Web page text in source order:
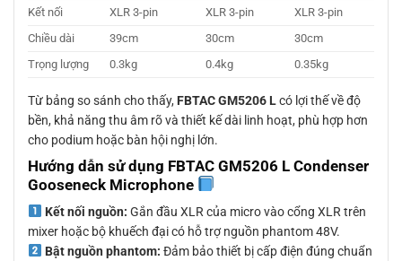
Kết nối XLR 3-pin XLR 3-pin
XLR 3-pin
Chiều dài
39cm 30cm
30cm
Trọng lượng
0.3kg 0.4kg 0.35kg
Từ bảng so sánh cho thấy, FBTAC GM5206 Lcó lợi thế về độ
bền, khả năng thu âm rõ và thiết kế dài linh hoạt, phù hợp hơn
cho podium hoặc bàn hội nghị lớn.
Hướng dẫn sử dụng FBTAC GM5206 L Condenser
Gooseneck Microphone
Kết nối nguồn: Gắn đầu XLR của micro vào cổng XLR trên
mixer hoặc bộ khuếch đại có hỗ trợ nguồn phantom 48V.
Bật nguồn phantom: Đảm bảo thiết bị cấp điện đúng chuẩn